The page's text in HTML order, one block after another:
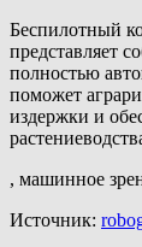
Беспилотный
представляет
полностью
поможет
издержки и
, машинное
Источник: